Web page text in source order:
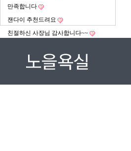
만족합니다
잰다이 추천드려요
친절하신 사장님 감사합니다~~